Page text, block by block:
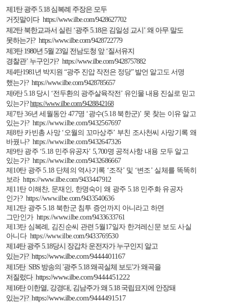
제 1탄 광주 5.18 심복례 주장은 모두
거짓말이다 https://www.ilbe.com/9428627702
제 2탄 북한교과서 실린 ‘광주 5.18은 김일성 교시’ 왜 아무 말도
못하는가? https://www.ilbe.com/9428722779
제 3탄1980년 5월 23일 전남도청 앞 ‘질서유지
경찰관’ 누구인가? https://www.ilbe.com/9428757882
제 4탄1981년 박지원 “광주 진압 작전은 정당” 발언 알고도 서명
했는가? https://www.ilbe.com/9428785657
제 6탄5.18 당시 ‘전두환의 광주살육작전’ 유인물 내용 진실로 믿고
있는가? https://www.ilbe.com/9428842168
제 7탄36년 세월동안477명 ‘광수(5.18 북한군)’ 못 찾는 이유 알고
있는가? https://www.ilbe.com/9432567697
제8탄 카빈총 사망 ‘오월의 꼬마상주’ 부친 조사천씨 사망기록 왜
바꿨나? https://www.ilbe.com/9432647326
제9탄 광주 ‘5.18 민주유공자’ 5,700명 공적사항 내용 모두 알고
있는가? https://www.ilbe.com/9432686667
제 10탄 광주 5.18 단체의 역사기록 ‘조작’ 및 ‘변조’ 실체를 똑똑히
보라 https://www.ilbe.com/9433447912
제 11탄 이해찬, 문재인, 한명숙이 왜 광주 5.18 민주화 유공자
인가? https://www.ilbe.com/9433540636
제 12탄 광주 5.18 북한군 침투 증언까지 아니라고 하면
그만인가 https://www.ilbe.com/9433633761
제 13탄 심복례 , 김진순씨 관련 5월17일자 한겨레신문 보도 사실
아니다 https://www.ilbe.com/9433769530
제 14탄 광주 5.18당시 장갑차 운전자가 누구인지 알고
있는가? https://www.ilbe.com/9444401167
제 15탄SBS 방송의 '광주 5.18왜곡실체 보도'가 왜곡을
저질렀다 https://www.ilbe.com/9444451222
제 16탄 이한열, 강경대 , 김남주가 왜 5.18 국립묘지에 안장돼
있는가? https://www.ilbe.com/9444491517